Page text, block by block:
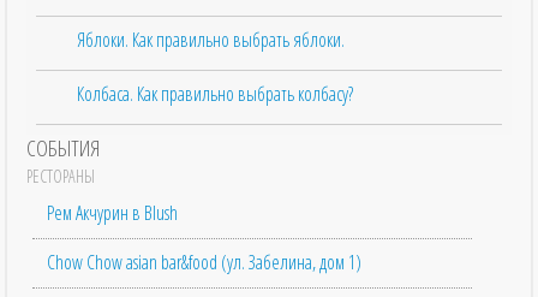
Яблоки. Как правильно выбрать яблоки.
Колбаса. Как правильно выбрать колбасу?
СОБЫТИЯ
РЕСТОРАНЫ
Рем Акчурин в Blush
Chow Chow asian bar&food (ул. Забелина, дом 1)